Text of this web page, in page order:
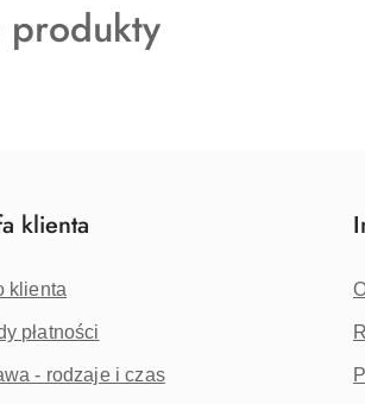
klienta
klienta
płatności
- rodzaje i czas